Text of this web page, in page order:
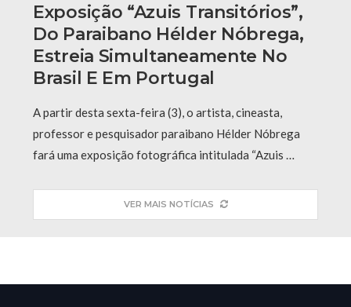
Exposição “Azuis Transitórios”,
Do Paraibano Hélder Nóbrega,
Estreia Simultaneamente No
Brasil E Em Portugal
A partir desta sexta-feira (3), o artista, cineasta,
professor e pesquisador paraibano Hélder Nóbrega
fará uma exposição fotográfica intitulada “Azuis …
VER MAIS NOTÍCIAS